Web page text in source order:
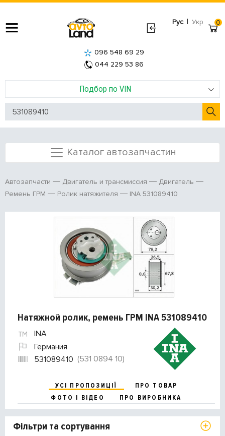
Рус | Укр
Подбор по VIN
096 548 69 29
044 229 53 86
0
Каталог автозапчастин
Автозапчасти Двигатель и трансмиссия
Двигатель
Ремень ГРМ
Ролик натяжителя INA 531089410
Натяжной ролик, ремень ГРМ INA 531089410
INA
Германия
531089410 (531 0894 10)
УСІ ПРОПОЗИЦІЇ
ПРО ТОВАР
ФОТО І ВІДЕО
ПРО ВИРОБНИКА
Фільтри та сортування